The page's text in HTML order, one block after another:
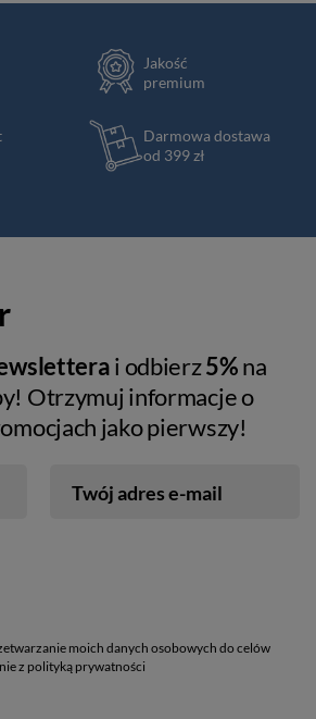
Jakość
premium
Darmowa dostawa
od 399 zł
i odbierz5%na
Otrzymuj informacje o
jako pierwszy!
Twój adres e-mail
moich danych osobowych do celów
z polityką prywatności